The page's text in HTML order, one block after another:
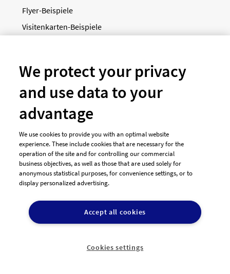
Flyer-Beispiele
Visitenkarten-Beispiele
Logo-Shop
Designer finden
Grafikdesigner in der Nähe
Über designenlassen.de
Blog
Presse
Jobs
Unsere Partner
We protect your privacy
and use data to your
advantage
We use cookies to provide you with an optimal website
experience. These include cookies that are necessary for the
operation of the site and for controlling our commercial
business objectives, as well as those that are used solely for
anonymous statistical purposes, for convenience settings, or to
display personalized advertising.
Accept all cookies
Cookies settings